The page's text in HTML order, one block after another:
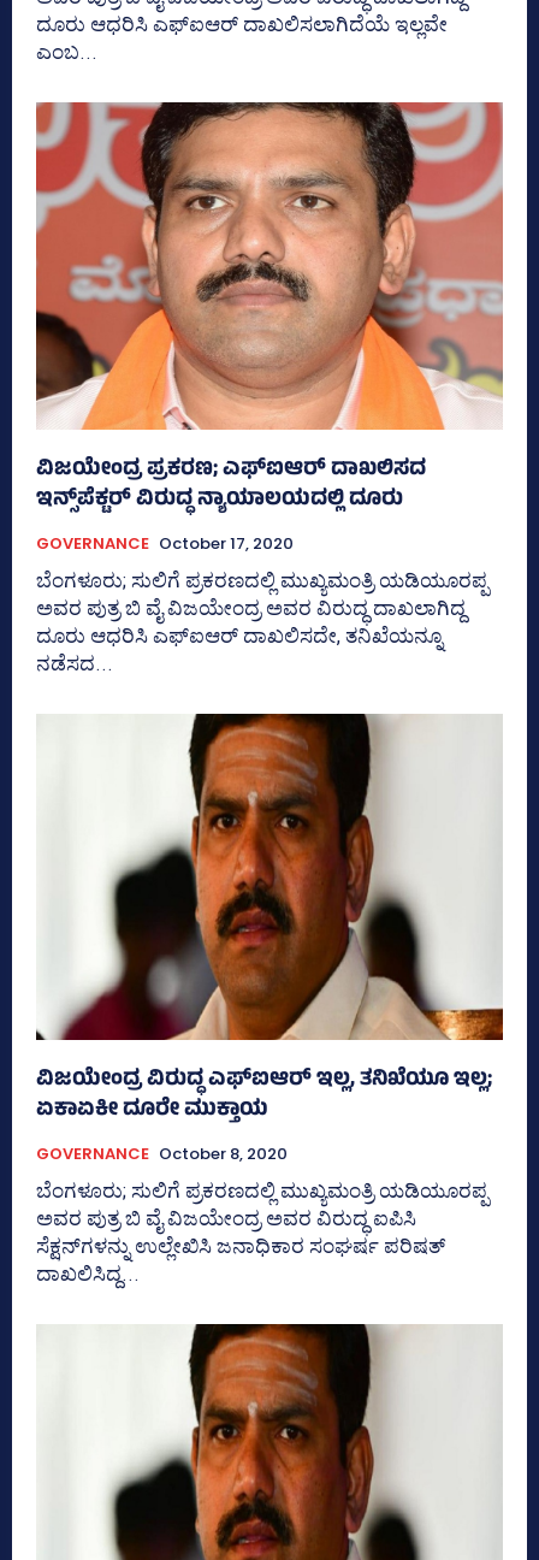
ದೂರು ಆಧರಿಸಿ ಎಫ್‌ಐಆರ್‌ ದಾಖಲಿಸಲಾಗಿದೆಯೆ ಇಲ್ಲವೇ
ಎಂಬ...
ವಿಜಯೇಂದ್ರ ಪ್ರಕರಣ; ಎಫ್‌ಐಆರ್‌ ದಾಖಲಿಸದ
ಇನ್ಸ್‌ಪೆಕ್ಟರ್‌ ವಿರುದ್ಧ ನ್ಯಾಯಾಲಯದಲ್ಲಿ ದೂರು
GOVERNANCE October 17, 2020
ಬೆಂಗಳೂರು; ಸುಲಿಗೆ ಪ್ರಕರಣದಲ್ಲಿ ಮುಖ್ಯಮಂತ್ರಿ ಯಡಿಯೂರಪ್ಪ
ಅವರ ಪುತ್ರ ಬಿ ವೈ ವಿಜಯೇಂದ್ರ ಅವರ ವಿರುದ್ಧ ದಾಖಲಾಗಿದ್ದ
ದೂರು ಆಧರಿಸಿ ಎಫ್‌ಐಆರ್‌ ದಾಖಲಿಸದೇ, ತನಿಖೆಯನ್ನೂ
ನಡೆಸದ...
ವಿಜಯೇಂದ್ರ ವಿರುದ್ಧ ಎಫ್‌ಐಆರ್‌ ಇಲ್ಲ, ತನಿಖೆಯೂ ಇಲ್ಲ;
ಏಕಾಏಕೀ ದೂರೇ ಮುಕ್ತಾಯ
GOVERNANCE October 8, 2020
ಬೆಂಗಳೂರು; ಸುಲಿಗೆ ಪ್ರಕರಣದಲ್ಲಿ ಮುಖ್ಯಮಂತ್ರಿ ಯಡಿಯೂರಪ್ಪ
ಅವರ ಪುತ್ರ ಬಿ ವೈ ವಿಜಯೇಂದ್ರ ಅವರ ವಿರುದ್ಧ ಐಪಿಸಿ
ಸೆಕ್ಷನ್‌ಗಳನ್ನು ಉಲ್ಲೇಖಿಸಿ ಜನಾಧಿಕಾರ ಸಂಘರ್ಷ ಪರಿಷತ್‌
ದಾಖಲಿಸಿದ್ದ...